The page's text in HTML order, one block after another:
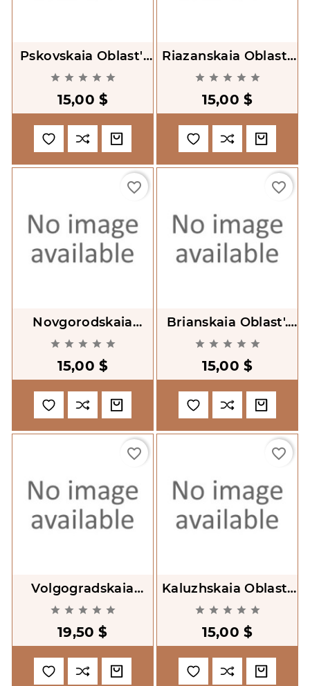
Pskovskaia Oblast'.
Atlas Avtodorog
1:200000
    
15,00 $
Riazanskaia Oblast'.
Atlas Avtodorog
1:200000
    
15,00 $
Novgorodskaia
Oblast'. Atlas
Avtodorog 1:200000
    
15,00 $
favorite_border
Brianskaia Oblast'.
Atlas Avtodorog
1:200000
    
15,00 $
favorite_border
Volgogradskaia
Oblast'. Atlas
Avtodorog 1:200000
    
19,50 $
favorite_border
Kaluzhskaia Oblast'.
Atlas Avtodorog
1:200000
    
15,00 $
favorite_border